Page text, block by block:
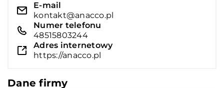
E-mail
kontakt@anacco.pl
Numer telefonu
48515803244
Adres internetowy
https://anacco.pl
Dane firmy